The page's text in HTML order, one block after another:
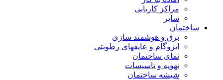
مراکز کاریابی
سایر
ساختمان
برق و هوشمند سازی
ایزوگام و عایقهای رطوبتی
نمای ساختمان
تهویه و تاسیسات
شیشه ساختمان